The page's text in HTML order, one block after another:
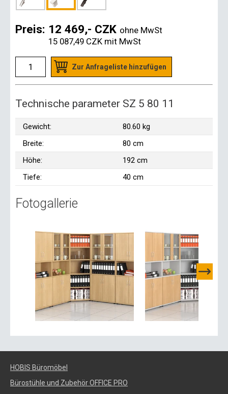
Preis: 12 469,- CZK ohne MwSt
15 087,49 CZK mit MwSt
Zur Anfrageliste hinzufügen
Technische parameter SZ 5 80 11
Gewicht:
80.60 kg
Breite:
80 cm
Höhe:
192 cm
Tiefe:
40 cm
Fotogallerie
HOBIS Büromöbel
Bürostühle und Zubehör OFFICE PRO